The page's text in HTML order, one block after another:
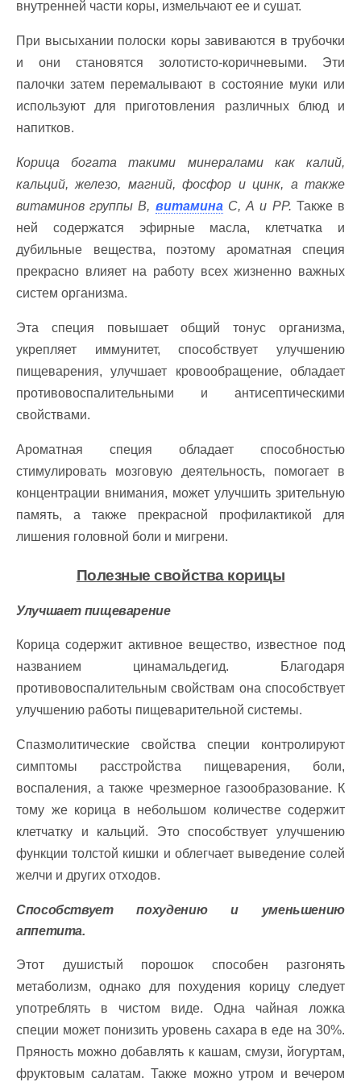
внутренней части коры, измельчают ее и сушат.
При высыхании полоски коры завиваются в трубочки
и они становятся золотисто-коричневыми. Эти
палочки затем перемалывают в состояние муки или
используют для приготовления различных блюд и
напитков.
Корица богата такими минералами как калий,
кальций, железо, магний, фосфор и цинк, а также
витаминов группы B, витаминаС, А и PP. Также в
ней содержатся эфирные масла, клетчатка и
дубильные вещества, поэтому ароматная специя
прекрасно влияет на работу всех жизненно важных
систем организма.
Эта специя повышает общий тонус организма,
укрепляет иммунитет, способствует улучшению
пищеварения, улучшает кровообращение, обладает
противовоспалительными и антисептическими
свойствами.
Ароматная специя обладает способностью
стимулировать мозговую деятельность, помогает в
концентрации внимания, может улучшить зрительную
память, а также прекрасной профилактикой для
лишения головной боли и мигрени.
Полезные свойства корицы
Улучшает пищеварение
Корица содержит активное вещество, известное под
названием цинамальдегид. Благодаря
противовоспалительным свойствам она способствует
улучшению работы пищеварительной системы.
Спазмолитические свойства специи контролируют
симптомы расстройства пищеварения, боли,
воспаления, а также чрезмерное газообразование. К
тому же корица в небольшом количестве содержит
клетчатку и кальций. Это способствует улучшению
функции толстой кишки и облегчает выведение солей
желчи и других отходов.
Способствует похудению и уменьшению
аппетита.
Этот душистый порошок способен разгонять
метаболизм, однако для похудения корицу следует
употреблять в чистом виде. Одна чайная ложка
специи может понизить уровень сахара в еде на 30%.
Пряность можно добавлять к кашам, смузи, йогуртам,
фруктовым салатам. Также можно утром и вечером